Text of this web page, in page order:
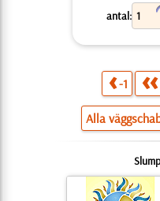
antal:
-1
Alla